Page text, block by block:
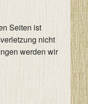
Seiten ist
nicht
werden wir